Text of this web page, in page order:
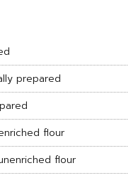
prepared
flour
flour